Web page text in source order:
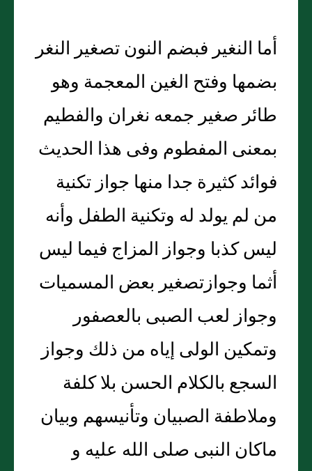
أما النغير فبضم النون تصغير النغر
بضمها وفتح الغين المعجمة وهو
طائر صغير جمعه نغران والفطيم
بمعنى المفطوم وفى هذا الحديث
فوائد كثيرة جدا منها جواز تكنية
من لم يولد له وتكنية الطفل وأنه
ليس كذبا وجواز المزاج فيما ليس
أثما وجوازتصغير بعض المسميات
وجواز لعب الصبى بالعصفور
وتمكين الولى إياه من ذلك وجواز
السجع بالكلام الحسن بلا كلفة
وملاطفة الصبيان وتأنيسهم وبيان
ماكان النبى صلى الله عليه و